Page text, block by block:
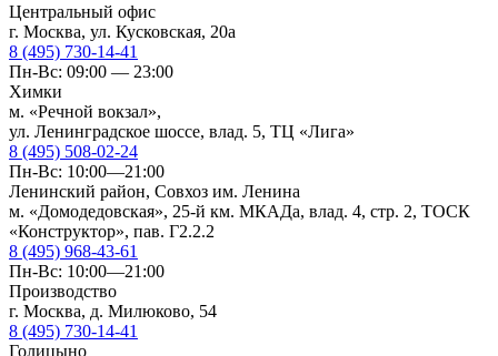
Центральный офис
г. Москва, ул. Кусковская, 20а
8 (495) 730-14-41
Пн-Вс: 09:00 — 23:00
Химки
м. «Речной вокзал»,
ул. Ленинградское шоссе, влад. 5, ТЦ «Лига»
8 (495) 508-02-24
Пн-Вс: 10:00—21:00
Ленинский район, Совхоз им. Ленина
м. «Домодедовская», 25-й км. МКАДа, влад. 4, стр. 2, ТОСК
«Конструктор», пав. Г2.2.2
8 (495) 968-43-61
Пн-Вс: 10:00—21:00
Производство
г. Москва, д. Милюково, 54
8 (495) 730-14-41
Голицыно